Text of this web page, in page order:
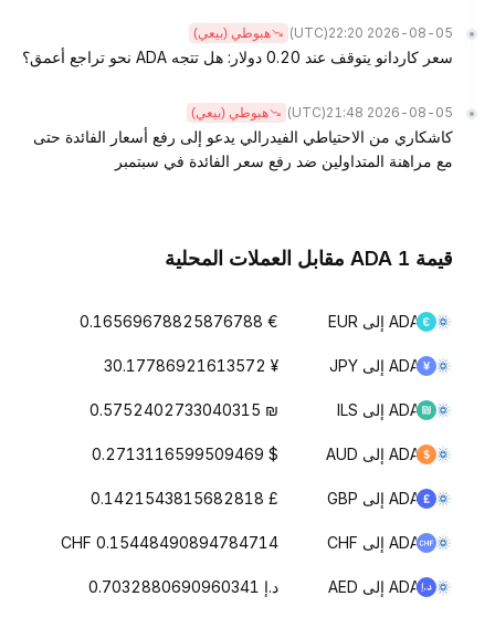
2026-08-05 22:20
(UTC) هبوطي (بيعي)
سعر كاردانو يتوقف عند 0.20 دولار: هل تتجه ADA نحو تراجع أعمق؟
2026-08-05 21:48
(UTC) هبوطي (بيعي)
كاشكاري من الاحتياطي الفيدرالي يدعو إلى رفع أسعار الفائدة حتى
مع مراهنة المتداولين ضد رفع سعر الفائدة في سبتمبر
قيمة 1 ADA مقابل العملات المحلية
ADA إلى EUR € 0.16569678825876788
ADA إلى JPY ¥ 30.17786921613572
ADA إلى ILS ₪ 0.5752402733040315
ADA إلى AUD $ 0.2713116599509469
ADA إلى GBP £ 0.1421543815682818
ADA إلى CHF CHF 0.15448490894784714
ADA إلى AED د.إ 0.7032880690960341